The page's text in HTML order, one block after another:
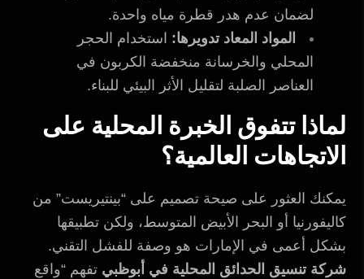
لضمان عدم هدر قطرة مياه واحدة.
المواد المعاد تدويرها: استخدام الحجر
المحلي والخرسانة منخفضة الكربون في
العناصر الصلبة لتقليل الأثر البيئي للبناء.
لماذا تتفوق الخبرة المحلية على
الاتجاهات العالمية؟
يمكنك العثور على صيحة تصميم على “بينتيريست” من
كاليفورنيا أو البحر الأبيض المتوسط، ولكن تطبيقها
بشكل أعمى في الإمارات هو وصفة للفشل التقني.
شركة تنسيق الحدائق المحلية في أبوظبي تفهم “واقع